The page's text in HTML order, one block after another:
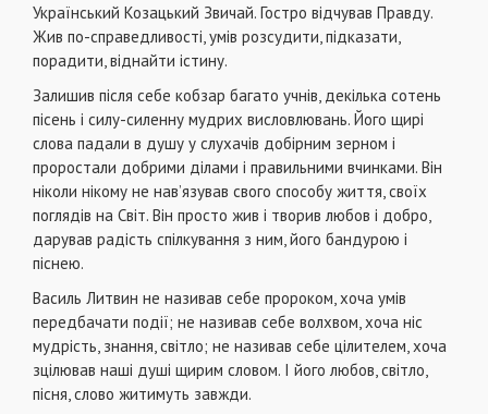
Український Козацький Звичай. Гостро відчував Правду.
Жив по-справедливості, умів розсудити, підказати,
порадити, віднайти істину.
Залишив після себе кобзар багато учнів, декілька сотень
пісень і силу-силенну мудрих висловлювань. Його щирі
слова падали в душу у слухачів добірним зерном і
проростали добрими ділами і правильними вчинками. Він
ніколи нікому не нав’язував свого способу життя, своїх
поглядів на Світ. Він просто жив і творив любов і добро,
дарував радість спілкування з ним, його бандурою і
піснею.
Василь Литвин не називав себе пророком, хоча умів
передбачати події; не називав себе волхвом, хоча ніс
мудрість, знання, світло; не називав себе цілителем, хоча
зцілював наші душі щирим словом. І його любов, світло,
пісня, слово житимуть завжди.